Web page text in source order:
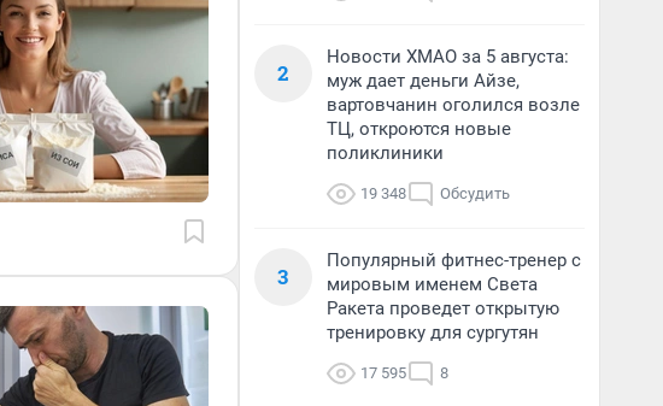
2
Новости ХМАО за 5 августа:
муж дает деньги Айзе,
вартовчанин оголился возле
ТЦ, откроются новые
поликлиники
19 348 Обсудить
3
Популярный фитнес-тренер с
мировым именем Света
Ракета проведет открытую
тренировку для сургутян
17 595 8